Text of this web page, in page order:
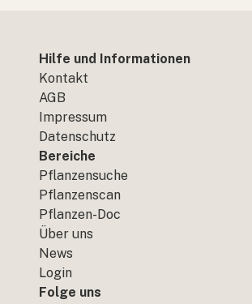
Hilfe und Informationen
Kontakt
AGB
Impressum
Datenschutz
Bereiche
Pflanzensuche
Pflanzenscan
Pflanzen-Doc
Über uns
News
Login
Folge uns